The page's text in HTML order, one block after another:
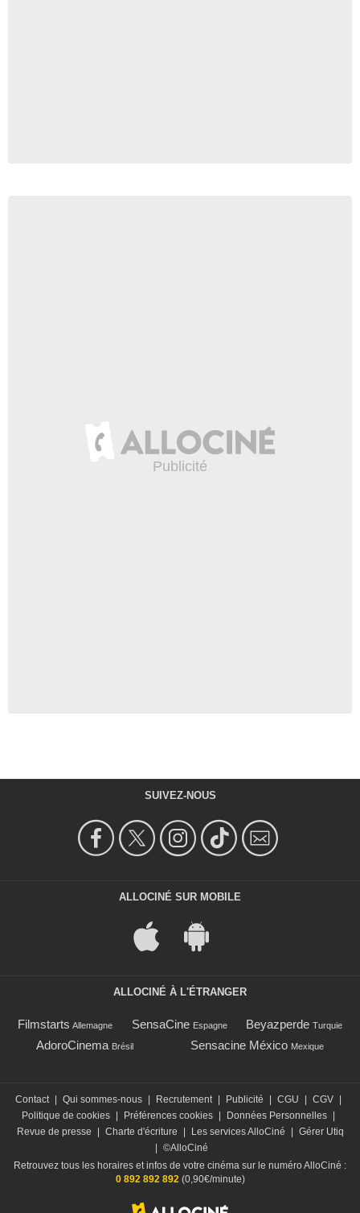
SUIVEZ-NOUS
ALLOCINÉ SUR MOBILE
ALLOCINÉ À L'ÉTRANGER
Filmstarts Allemagne SensaCine Espagne Beyazperde Turquie
AdoroCinema Brésil Sensacine México Mexique
Contact Qui sommes-nous Recrutement Publicité CGU CGV
Politique de cookies
Préférences cookies Données Personnelles
Revue de presse
Charte d'écriture Les services AlloCiné
Gérer Utiq
©AlloCiné
Retrouvez tous les horaires et infos de votre cinéma sur le numéro AlloCiné :
0 892 892 892(0,90€/minute)